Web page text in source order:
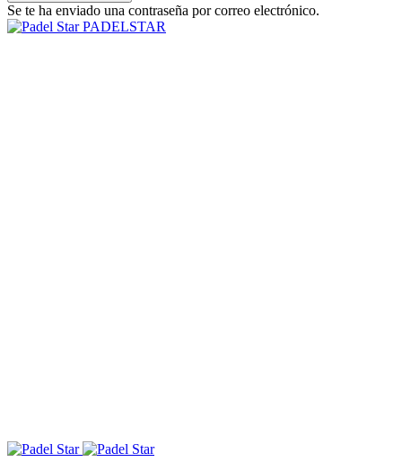
Se te ha enviado una contraseña por correo electrónico.
PADELSTAR